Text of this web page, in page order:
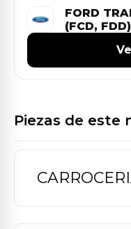
FORD
(FCD, FDD)
Piezas de este